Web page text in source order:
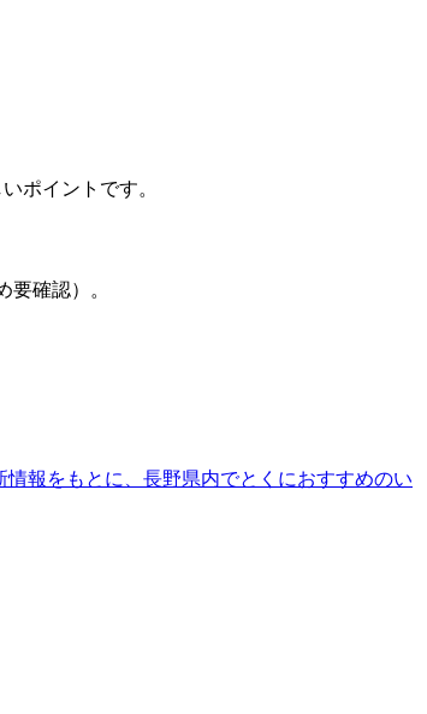
ポイントです。
確認）。
報をもとに、長野県内でとくにおすすめのい